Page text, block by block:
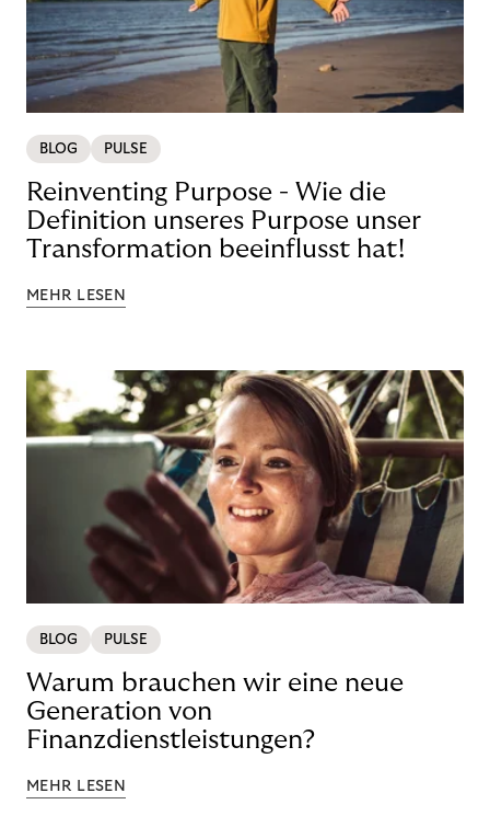
BLOG PULSE
Reinventing Purpose - Wie die
Definition unseres Purpose unser
Transformation beeinflusst hat!
MEHR LESEN
BLOG PULSE
Warum brauchen wir eine neue
Generation von
Finanzdienstleistungen?
MEHR LESEN